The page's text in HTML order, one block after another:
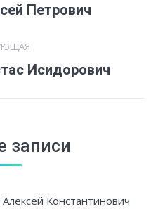
Предыдущая
Петрович
СледующаяИсидорович
записи
Константинович